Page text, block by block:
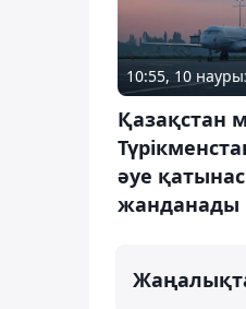
10:55, 10
Қазақстан
әуе
жанданады